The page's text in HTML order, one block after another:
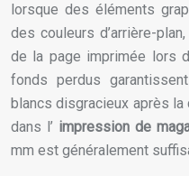
lorsque des éléments
des couleurs d’arrière-
de la page imprimée lors
fonds perdus
blancs disgracieux après
dans l’ impression de
mm est généralement